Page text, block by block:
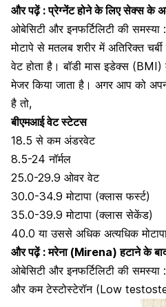
और पढ़ें :प्रेग्नेंट होने के लिए सेक्स के
ओबेसिटी और इनफर्टिलिटी की समस्या
मोटापे से मतलब शरीर में अतिरिक्त
वेट होता है। बॉडी मास इडेक्स (BMI)
मेजर किया जाता है। अगर आप को
है तो,
बीएमआईवेट स्टेटस
18.5 से कम अंडरवेट
8.5-24 नॉर्मल
25.0-29.9 ओवर वेट
30.0-34.9 मोटापा (क्लास फर्स्ट)
35.0-39.9 मोटापा (क्लास सेकेंड)
40.0 या उससे अधिक अत्यधिक
और पढ़ें :मरेना (Mirena) हटाने के
ओबेसिटी और इनफर्टिलिटी की समस्या
और कम टेस्टोस्टेरॉन (Low